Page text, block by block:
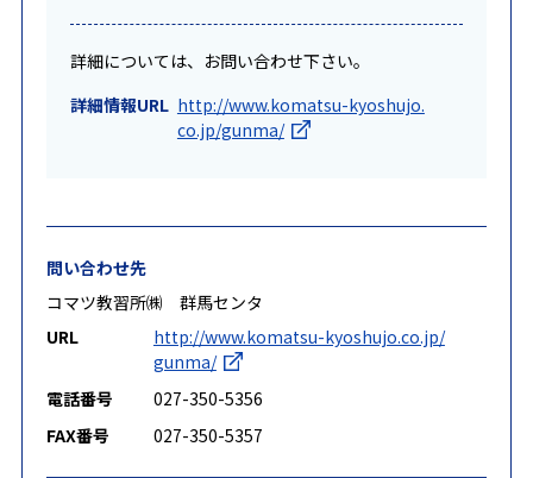
詳細については、お問い合わせ下さい。
詳細情報URL http://www.komatsu-kyoshujo.
co.jp/gunma/
問い合わせ先
コマツ教習所㈱ 群馬センタ
URL
http://www.komatsu-kyoshujo.co.jp/
gunma/
電話番号
027-350-5356
FAX番号
027-350-5357